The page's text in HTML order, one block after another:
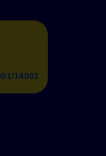
14001